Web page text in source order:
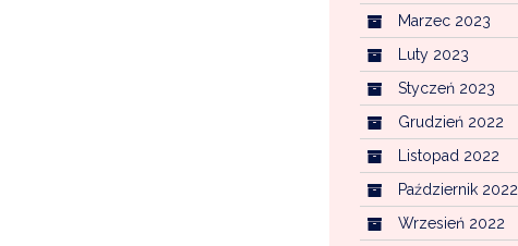
Marzec 2023
Luty 2023
Styczeń 2023
Grudzień 2022
Listopad 2022
Październik 2022
Wrzesień 2022